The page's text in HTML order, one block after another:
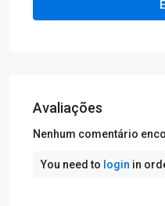
Avaliações
Nenhum comentário
You need to login in